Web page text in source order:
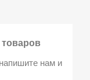
товаров
нам и